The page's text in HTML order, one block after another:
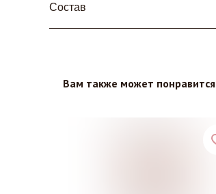
Состав
Вам также может понравится